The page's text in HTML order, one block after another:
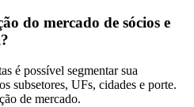
do mercado de sócios e
é possível segmentar sua
subsetores, UFs, cidades e porte.
de mercado.